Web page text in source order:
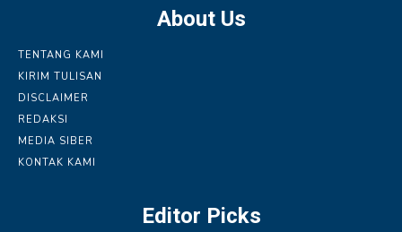
About Us
TENTANG KAMI
KIRIM TULISAN
DISCLAIMER
REDAKSI
MEDIA SIBER
KONTAK KAMI
Editor Picks